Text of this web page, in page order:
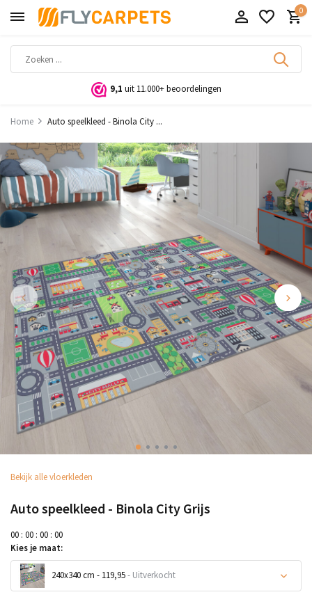
0
9,1 uit 11.000+ beoordelingen
Home Auto speelkleed - Binola City ...
Bekijk alle vloerkleden
Auto speelkleed - Binola City Grijs
00 : 00 : 00 : 00
Kies je maat:
240x340 cm - 119,95- Uitverkocht